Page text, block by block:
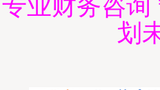
专业财务咨询
划